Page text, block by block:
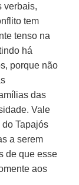
verbais,
tem
tenso na
há
porque não
das
Vale
Tapajós
a serem
de que esse
aos